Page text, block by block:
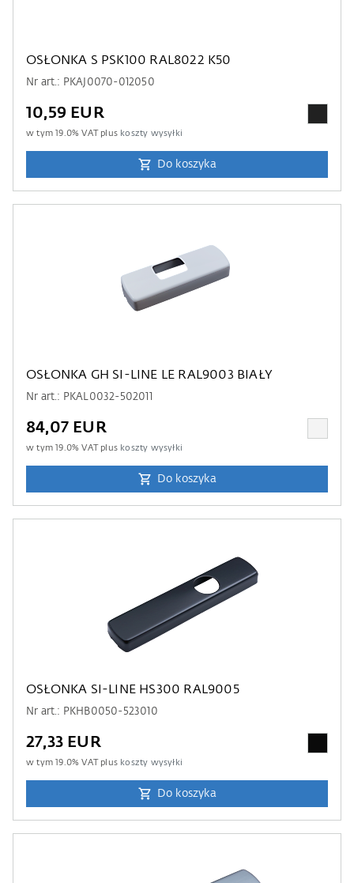
OSŁONKA S PSK100 RAL8022 K50
Nr art.: PKAJ0070-012050
10,59 EUR
w tym19.0% VAT plus koszty wysyłki
Do koszyka
OSŁONKA GH SI-LINE LE RAL9003 BIAŁY
Nr art.: PKAL0032-502011
84,07 EUR
w tym19.0% VAT plus koszty wysyłki
Do koszyka
OSŁONKA SI-LINE HS300 RAL9005
Nr art.: PKHB0050-523010
27,33 EUR
w tym19.0% VAT plus koszty wysyłki
Do koszyka